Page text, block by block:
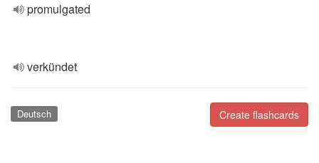
promulgated
verkündet
Create flashcards
Deutsch